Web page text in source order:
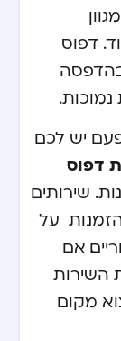
דפוס
יש לכם
דפוס
. שירותים
על
אם
השירות
מקום